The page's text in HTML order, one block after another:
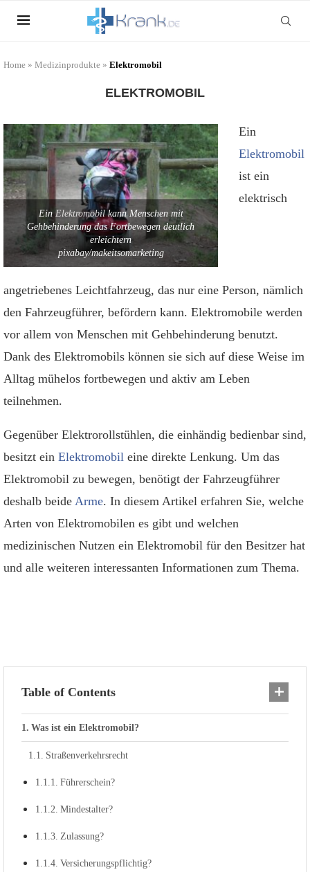
Home » Medizinprodukte » Elektromobil
ELEKTROMOBIL
Ein Elektromobilkann Menschen mit
Gehbehinderung das Fortbewegen deutlich
erleichtern
pixabay/makeitsomarketing
Ein
Elektromobil
ist ein
elektrisch
angetriebenes Leichtfahrzeug, das nur eine Person, nämlich
den Fahrzeugführer, befördern kann. Elektromobile werden
vor allem von Menschen mit Gehbehinderung benutzt.
Dank des Elektromobils können sie sich auf diese Weise im
Alltag mühelos fortbewegen und aktiv am Leben
teilnehmen.
Gegenüber Elektrorollstühlen, die einhändig bedienbar sind,
besitzt ein Elektromobil eine direkte Lenkung. Um das
Elektromobil zu bewegen, benötigt der Fahrzeugführer
deshalb beide Arme. In diesem Artikel erfahren Sie, welche
Arten von Elektromobilen es gibt und welchen
medizinischen Nutzen ein Elektromobil für den Besitzer hat
und alle weiteren interessanten Informationen zum Thema.
Table of Contents
Was ist ein Elektromobil?
Straßenverkehrsrecht
Führerschein?
Mindestalter?
Zulassung?
Versicherungspflichtig?